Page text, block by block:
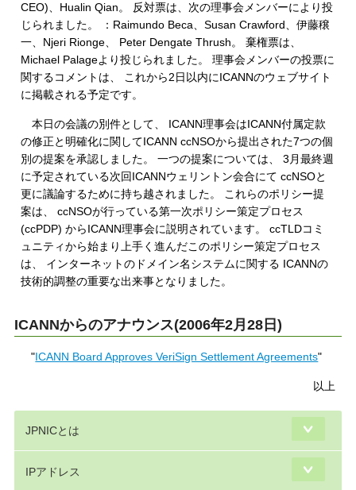
CEO)、Hualin Qian。 反対票は、次の理事会メンバーにより投
じられました。 ：Raimundo Beca、Susan Crawford、伊藤穣
一、Njeri Rionge、 Peter Dengate Thrush。 棄権票は、
Michael Palageより投じられました。 理事会メンバーの投票に
関するコメントは、 これから2日以内にICANNのウェブサイト
に掲載される予定です。
本日の会議の別件として、 ICANN理事会はICANN付属定款
の修正と明確化に関してICANN ccNSOから提出された7つの個
別の提案を承認しました。 一つの提案については、 3月最終週
に予定されている次回ICANNウェリントン会合にて ccNSOと
更に議論するために持ち越されました。 これらのポリシー提
案は、 ccNSOが行っている第一次ポリシー策定プロセス
(ccPDP) からICANN理事会に説明されています。 ccTLDコミ
ュニティから始まり上手く進んだこのポリシー策定プロセス
は、 インターネットのドメイン名システムに関する ICANNの
技術的調整の重要な出来事となりました。
ICANNからのアナウンス(2006年2月28日)
"ICANN Board Approves VeriSign Settlement Agreements"
以上
JPNICとは
IPアドレス